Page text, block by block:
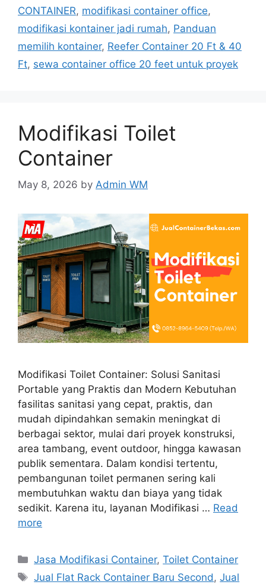
CONTAINER, modifikasi container office,
modifikasi kontainer jadi rumah, Panduan
memilih kontainer, Reefer Container 20 Ft & 40
Ft, sewa container office 20 feet untuk proyek
Modifikasi Toilet
Container
May 8, 2026 by Admin WM
Modifikasi Toilet Container: Solusi Sanitasi
Portable yang Praktis dan Modern Kebutuhan
fasilitas sanitasi yang cepat, praktis, dan
mudah dipindahkan semakin meningkat di
berbagai sektor, mulai dari proyek konstruksi,
area tambang, event outdoor, hingga kawasan
publik sementara. Dalam kondisi tertentu,
pembangunan toilet permanen sering kali
membutuhkan waktu dan biaya yang tidak
sedikit. Karena itu, layanan Modifikasi … Read
more
Categories
Jasa Modifikasi Container,Toilet Container
Tags
Jual Flat Rack Container Baru Second ,Jual